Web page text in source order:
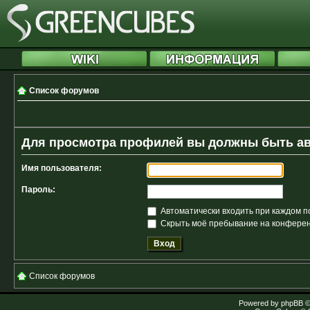
Список форумов
Для просмотра профилей вы должны быть
Имя пользователя:
Пароль:
Автоматически входить при каждом
Скрыть моё пребывание на
Список форумов
Powered by phpBB